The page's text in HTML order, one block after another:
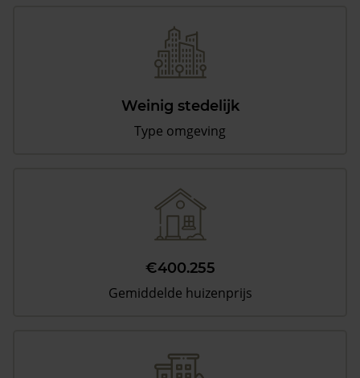
Weinig stedelijk
Type omgeving
€400.255
Gemiddelde huizenprijs